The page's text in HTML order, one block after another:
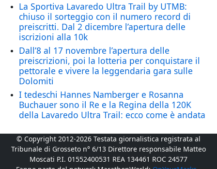
La Sportiva Lavaredo Ultra Trail by UTMB:
chiuso il sorteggio con il numero record di
preiscritti. Dal 2 dicembre l’apertura delle
iscrizioni alla 10k
Dall’8 al 17 novembre l’apertura delle
preiscrizioni, poi la lotteria per conquistare il
pettorale e vivere la leggendaria gara sulle
Dolomiti
I tedeschi Hannes Namberger e Rosanna
Buchauer sono il Re e la Regina della 120K
della Lavaredo Ultra Trail: ecco come è andata
© Copyright 2012-2026 Testata giornalistica registrata al
Tribunale di Grosseto n° 6/13 Direttore responsabile Matteo
Moscati P.I. 01552400531 REA 134461 ROC 24577